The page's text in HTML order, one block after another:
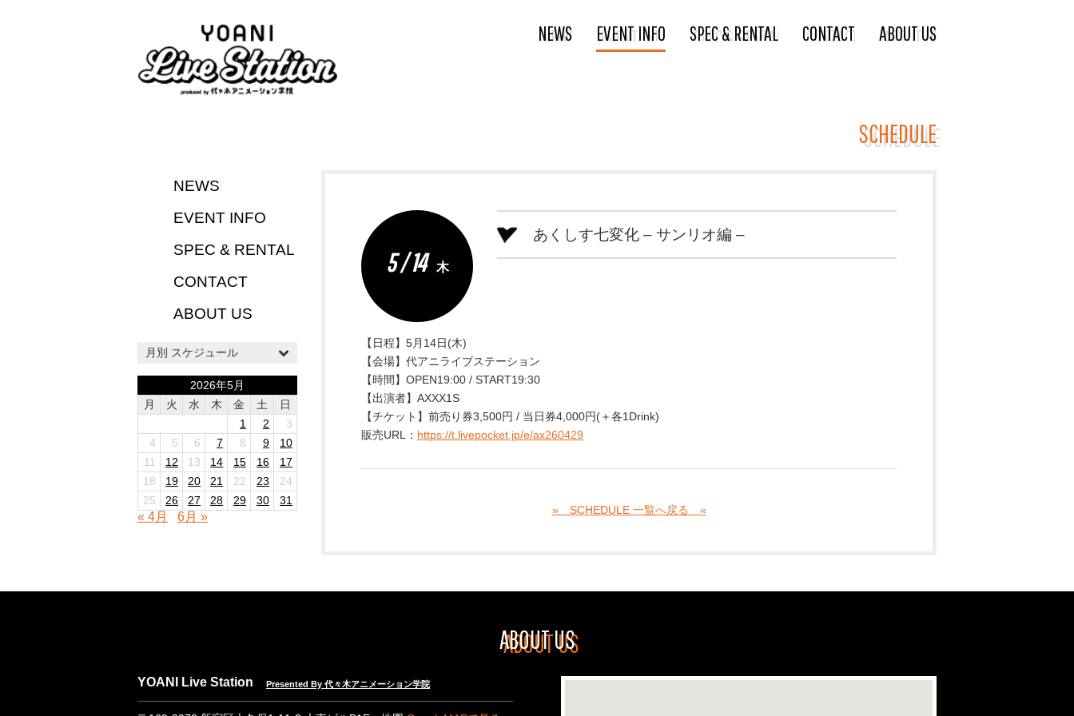
NEWS EVENT INFO SPEC & RENTAL CONTACT ABOUT US
SCHEDULE
NEWS
EVENT INFO
SPEC & RENTAL
CONTACT
ABOUT US
月別 スケジュール
2026年5月
月
火 水 木 金 土
日
1
2
3
4
5 6 7 8 9
10
11
12 13 14 15 16
17
18
19 20 21 22 23
24
25
26 27 28 29 30 31
« 4月 6月 »
5 / 14 木
あくしす七変化 – サンリオ編 –
【日程】5月14日(木)
【会場】代アニライブステーション
【時間】OPEN19:00 / START19:30
【出演者】AXXX1S
【チケット】前売り券3,500円 / 当日券4,000円(＋各1Drink)
販売URL： https://t.livepocket.jp/e/ax260429
» SCHEDULE 一覧へ戻る «
ABOUT US
YOANI Live Station Presented By 代々木アニメーション学院